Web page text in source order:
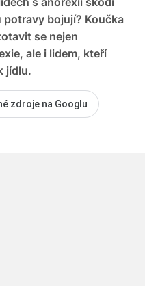
bojují? Koučka
se nejen
ale i lidem, kteří
jídlu.
zdroje na Googlu